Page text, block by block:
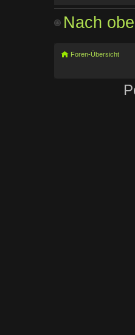
В
Такой
Nach
Foren-Übersicht